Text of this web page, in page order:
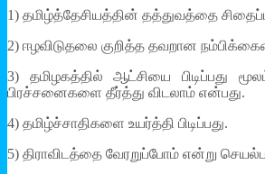
1) தமிழ்த்தேசியத்தின் தத்துவத்தை
2) ஈழவிடுதலை குறித்த தவறான
3) தமிழகத்தில் ஆட்சியை பிடிப்பது
பிரச்சனைகளை தீர்த்து விடலாம் என்பது.
4) தமிழ்ச்சாதிகளை உயர்த்தி பிடிப்பது.
5) திராவிடத்தை வேரறுப்போம் என்று